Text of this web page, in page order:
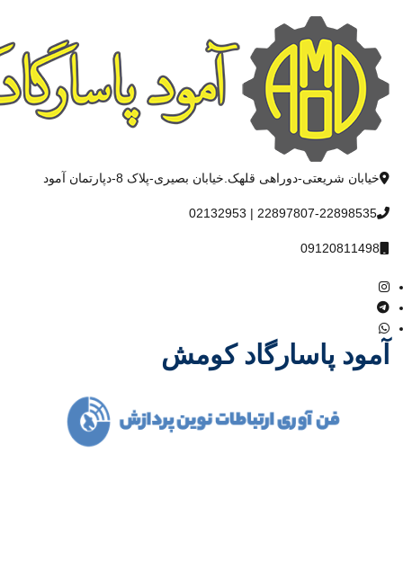
خیابان شریعتی-دوراهی قلهک.خیابان بصیری-پلاک 8-دپارتمان آمود
22897807-22898535 | 02132953
09120811498
آمود پاسارگاد کومش